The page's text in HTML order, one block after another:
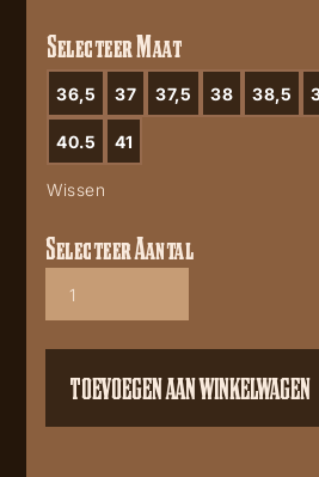
Selecteer Maat
36,5 37 37,5 38 38,5
40.5 41
Wissen
Corral
aantal
Selecteer Aantal
TOEVOEGEN AAN WINKELWAGEN